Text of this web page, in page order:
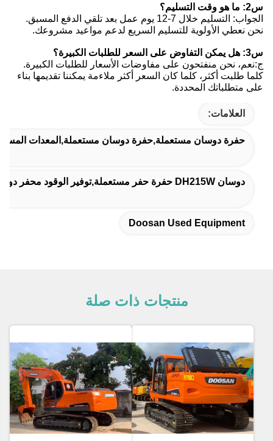
س2: ما هو وقت التسليم؟
الجواب: التسليم خلال 7-12 يوم عمل بعد تلقي الدفع المسبق.
نحن نعطي الأولوية للتسليم السريع لدعم مواعيد مشروعك.
س3: هل يمكن التفاوض على السعر للطلبات الكبيرة؟
ج:نعم، نحن منفتحون على مفاوضات الأسعار للطلبات الكبيرة.
كلما طلبت أكثر، كلما كان السعر أكثر ملاءمة يمكننا تقديمها بناء
على متطلباتك المحددة.
العلامات:
حفرة دوسان مستعملة,حفرة دوسان مستعملة,المعدات
دوسان DH215W حفرة حفر مستعملة,توفير الوقود محفر دوزان المستعمل
Doosan Used Equipment
منتجات ذات صلة